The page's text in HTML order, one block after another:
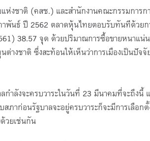
งชาติ (คสช.) และสำนักงานคณะกรรมการก
าพันธ์ ปี 2562 ตลาดหุ้นไทยตอบรับทันทีด้วย
38.57 จุด ด้วยปริมาณการซื้อขายหนาแน่
างชาติ ซึ่งสะท้อนให้เห็นว่าการเมืองเป็นปัจ
ำลังจะครบวาระในวันที่ 23 มีนาคมที่จะถึงนี้
าก่อนรัฐบาลจะอยู่ครบวาระก็จะมีการเลือกตั้
วยเช่นกัน
พ.ย. 69 เวลา
นั่ง (คงเหลือ 850 ที่
13 ก.ค. 69 - 31 ส.ค. 69
0:00-23:55 น.
Online
เปิดรับ : 9999 ที่นั่ง (ที่นั่ง